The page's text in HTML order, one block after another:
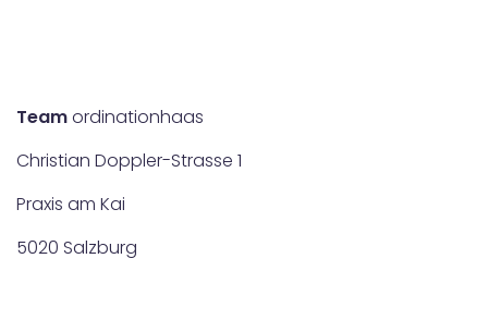
Teamordinationhaas
Christian Doppler-Strasse 1
Praxis am Kai
5020 Salzburg